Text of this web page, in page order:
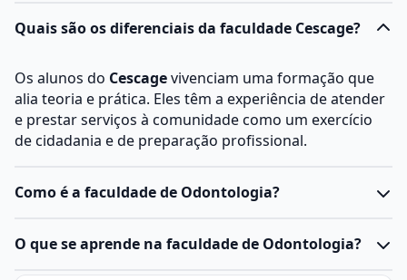
Quais são os diferenciais da faculdade Cescage?
Os alunos do Cescagevivenciam uma formação que
alia teoria e prática. Eles têm a experiência de atender
e prestar serviços à comunidade como um exercício
de cidadania e de preparação profissional.
Como é a faculdade de Odontologia?
O curso de Odontologiaé uma graduação da área da
O que se aprende na faculdade de Odontologia?